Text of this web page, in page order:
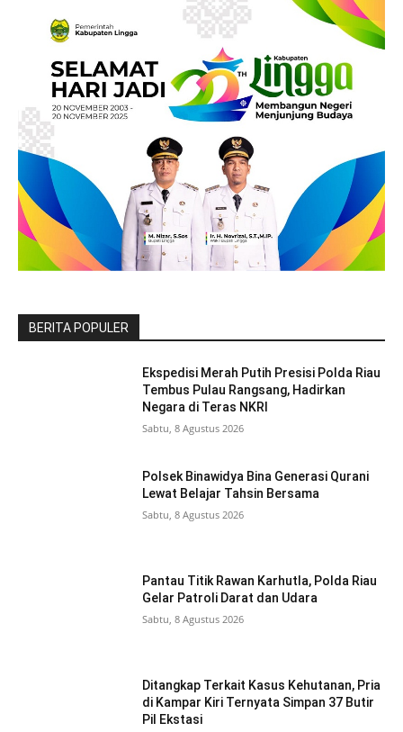
BERITA POPULER
Ekspedisi Merah Putih Presisi Polda Riau
Tembus Pulau Rangsang, Hadirkan
Negara di Teras NKRI
Sabtu, 8 Agustus 2026
Polsek Binawidya Bina Generasi Qurani
Lewat Belajar Tahsin Bersama
Sabtu, 8 Agustus 2026
Pantau Titik Rawan Karhutla, Polda Riau
Gelar Patroli Darat dan Udara
Sabtu, 8 Agustus 2026
Ditangkap Terkait Kasus Kehutanan, Pria
di Kampar Kiri Ternyata Simpan 37 Butir
Pil Ekstasi